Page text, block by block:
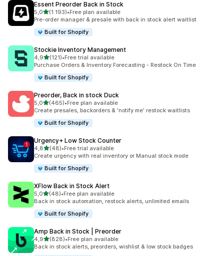
Essent Preorder Back in Stock
5,0na 5 gwiazdek
(1 193)
Łączna liczba recenzji: 1193
•Free plan available
Pre-order manager & presale with back in stock alert waitlist
Built for Shopify
Stockie Inventory Management
4,9na 5 gwiazdek
(121)
Łączna liczba recenzji: 121
•Free trial available
Purchase Orders & Inventory Forecasting - Restock On Time
Built for Shopify
Preorder, Back in stock Duck
5,0na 5 gwiazdek
(465)
Łączna liczba recenzji: 465
•Free plan available
Create presales, backorders & 'notify me' restock waitlists
Built for Shopify
Urgency+ Low Stock Counter
4,8na 5 gwiazdek
(48)
Łączna liczba recenzji: 48
•Free trial available
Create urgency with real inventory or Manual stock mode
Built for Shopify
XFlow Back in Stock Alert
5,0na 5 gwiazdek
(48)
Łączna liczba recenzji: 48
•Free plan available
Back in stock automation, restock alerts, unlimited emails
Built for Shopify
Amp Back in Stock | Preorder
4,9na 5 gwiazdek
(828)
Łączna liczba recenzji: 828
•Free plan available
Back in stock alerts, preorders, wishlist & low stock badges